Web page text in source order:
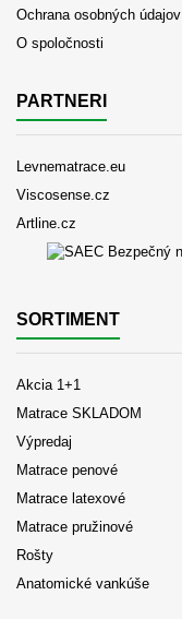
Ochrana osobných údajov
O spoločnosti
PARTNERI
Levnematrace.eu
Viscosense.cz
Artline.cz
SORTIMENT
Akcia 1+1
Matrace SKLADOM
Výpredaj
Matrace penové
Matrace latexové
Matrace pružinové
Rošty
Anatomické vankúše